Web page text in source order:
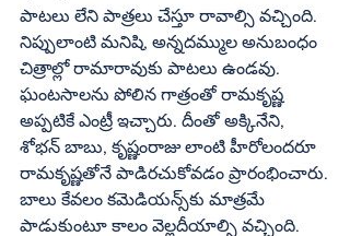
పాటలు లేని పాత్రలు చేస్తూ రావాల్సి వచ్చింది.
నిప్పులాంటి మనిషి, అన్నదమ్ముల అనుబంధం
చిత్రాల్లో రామారావుకు పాటలు ఉండవు.
ఘంటసాలను పోలిన గాత్రంతో రామకృష్ణ
అప్పటికే ఎంట్రీ ఇచ్చారు. దీంతో అక్కినేని,
శోభన్‌ బాబు, కృష్ణంరాజు లాంటి హీరోలందరూ
రామకృష్ణతోనే పాడిరచుకోవడం ప్రారంభించారు.
బాలు కేవలం కమెడియన్స్‌కు మాత్రమే
పాడుకుంటూ కాలం వెల్లదీయాల్సి వచ్చింది.